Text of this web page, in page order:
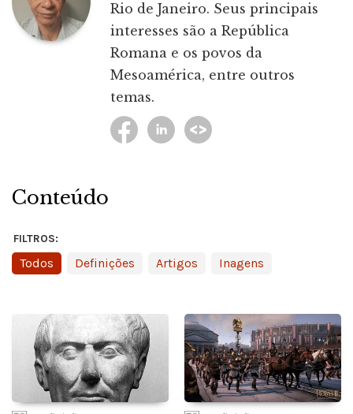
Rio de Janeiro. Seus principais
interesses são a República
Romana e os povos da
Mesoamérica, entre outros
temas.
Conteúdo
FILTROS:
Todos Definições Artigos Inagens